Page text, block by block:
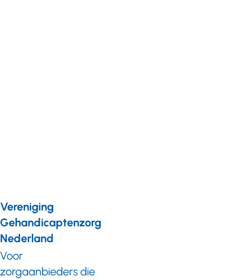
Vereniging
Gehandicaptenzorg
Nederland
Voor
zorgaanbieders die